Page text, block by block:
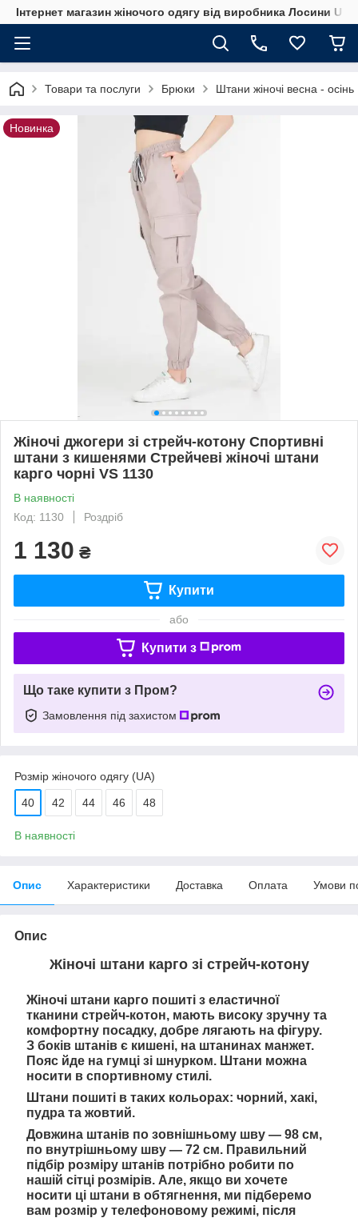
Інтернет магазин жіночого одягу від виробника Лосини UA
Товари та послуги Брюки Штани жіночі весна - осінь
Новинка
Жіночі джогери зі стрейч-котону Спортивні
штани з кишенями Стрейчеві жіночі штани
карго чорні VS 1130
В наявності
Код: 1130
Роздріб
1 130 ₴
Купити
або
Купити з
Що таке купити з Пром?
Замовлення під захистом
Розмір жіночого одягу (UA)
40 42 44 46 48
В наявності
Опис Характеристики Доставка Оплата Умови
Опис
Жіночі штани карго зі стрейч-котону
Жіночі штани карго пошиті з еластичної
тканини стрейч-котон, мають високу зручну та
комфортну посадку, добре лягають на фігуру.
З боків штанів є кишені, на штанинах манжет.
Пояс йде на гумці зі шнурком. Штани можна
носити в спортивному стилі.
Штани пошиті в таких кольорах: чорний, хакі,
пудра та жовтий.
Довжина штанів по зовнішньому шву — 98 см,
по внутрішньому шву — 72 см. Правильний
підбір розміру штанів потрібно робити по
нашій сітці розмірів. Але, якщо ви хочете
носити ці штани в обтягнення, ми підберемо
вам розмір у телефоновому режимі, після